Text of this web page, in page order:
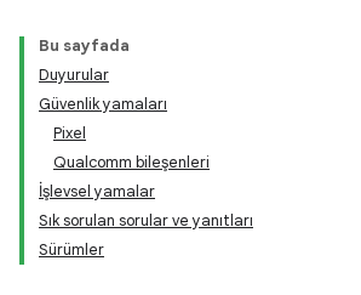
Bu sayfada
Duyurular
Güvenlik yamaları
Pixel
Qualcomm bileşenleri
İşlevsel yamalar
Sık sorulan sorular ve yanıtları
Sürümler